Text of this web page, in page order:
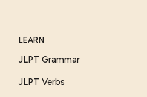
LEARN
JLPT Grammar
JLPT Verbs